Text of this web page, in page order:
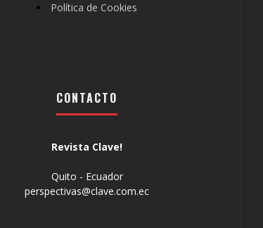
Política de Cookies
CONTACTO
Revista Clave!
Quito - Ecuador
perspectivas@clave.com.ec